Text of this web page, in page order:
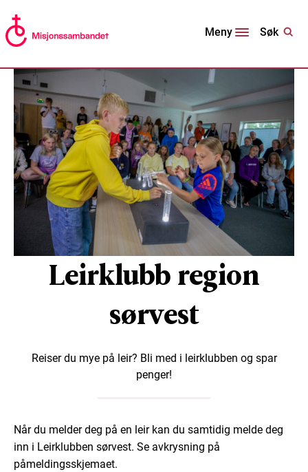
Meny Søk
Leirklubb region
sørvest
Reiser du mye på leir? Bli med i leirklubben og spar
penger!
Når du melder deg på en leir kan du samtidig melde deg
inn i Leirklubben sørvest. Se avkrysning på
påmeldingsskjemaet.